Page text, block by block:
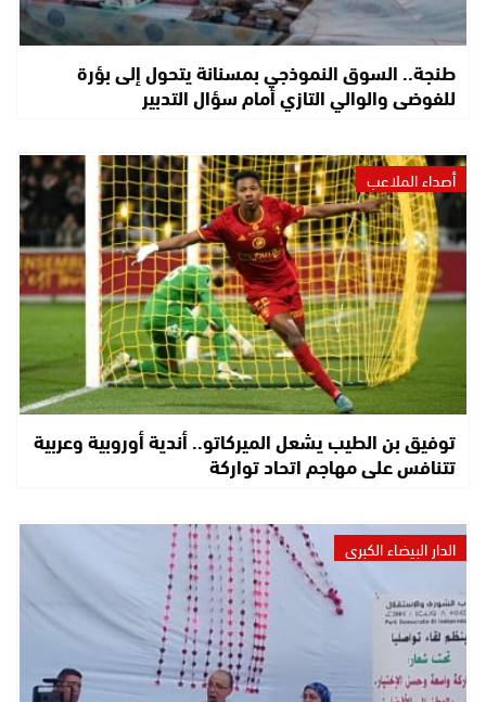
طنجة.. السوق النموذجي بمسنانة يتحول إلى بؤرة
للفوضى والوالي التازي أمام سؤال التدبير
أصداء الملاعب
توفيق بن الطيب يشعل الميركاتو.. أندية أوروبية وعربية
تتنافس على مهاجم اتحاد تواركة
الدار البيضاء الكبرى